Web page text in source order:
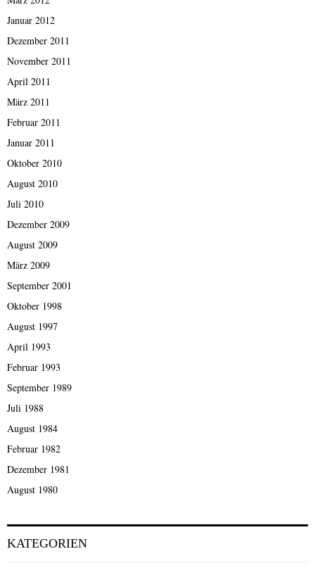
Januar 2012
Dezember 2011
November 2011
April 2011
März 2011
Februar 2011
Januar 2011
Oktober 2010
August 2010
Juli 2010
Dezember 2009
August 2009
März 2009
September 2001
Oktober 1998
August 1997
April 1993
Februar 1993
September 1989
Juli 1988
August 1984
Februar 1982
Dezember 1981
August 1980
KATEGORIEN